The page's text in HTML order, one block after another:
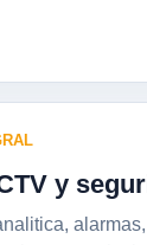
y
alarmas,